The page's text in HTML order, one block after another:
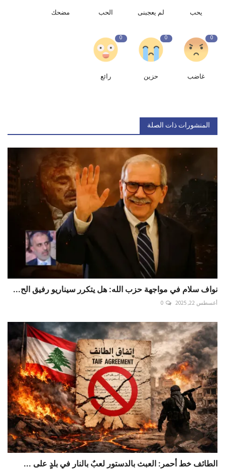
يحب لم يعجبنى الحب مضحك
0
غاضب
0
حزين
0
رائع
المنشورات ذات الصلة
نواف سلام في مواجهة حزب الله: هل يتكرر سيناريو رفيق الح...
أغسطس 22, 2025 0
الطائف خط أحمر: العبث بالدستور لعبٌ بالنار في بلدٍ على ...